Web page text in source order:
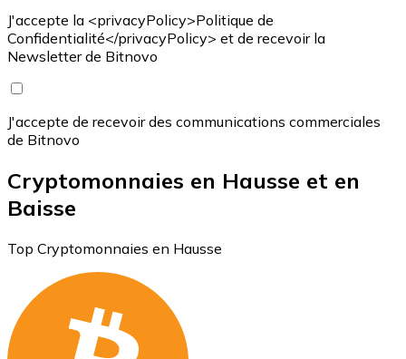
J'accepte la <privacyPolicy>Politique de
Confidentialité</privacyPolicy> et de recevoir la
Newsletter de Bitnovo
J'accepte de recevoir des communications commerciales
de Bitnovo
Cryptomonnaies en Hausse et en
Baisse
Top Cryptomonnaies en Hausse